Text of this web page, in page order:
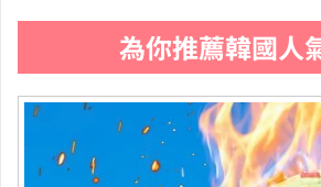
為你推薦韓國人